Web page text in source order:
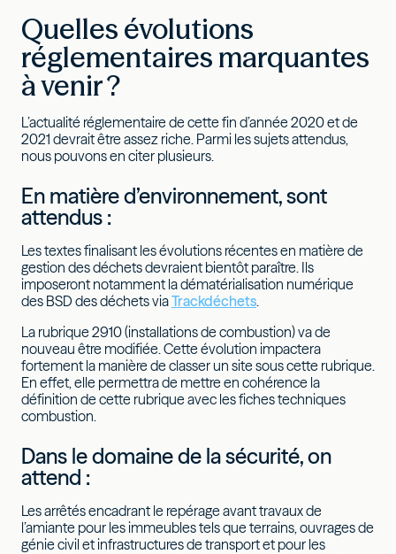
Quelles évolutions
réglementaires marquantes
à venir ?
L’actualité réglementaire de cette fin d’année 2020 et de
2021 devrait être assez riche. Parmi les sujets attendus,
nous pouvons en citer plusieurs.
En matière d’environnement, sont
attendus :
Les textes finalisant les évolutions récentes en matière de
gestion des déchets devraient bientôt paraître. Ils
imposeront notamment la dématérialisation numérique
des BSD des déchets viaTrackdéchets
La rubrique 2910 (installations de combustion) va de
nouveau être modifiée. Cette évolution impactera
fortement la manière de classer un site sous cette rubrique.
En effet, elle permettra de mettre en cohérence la
définition de cette rubrique avec les fiches techniques
combustion.
Dans le domaine de la sécurité, on
attend :
Les arrêtés encadrant le repérage avant travaux de
l’amiante pour les immeubles tels que terrains, ouvrages de
génie civil et infrastructures de transport et pour les